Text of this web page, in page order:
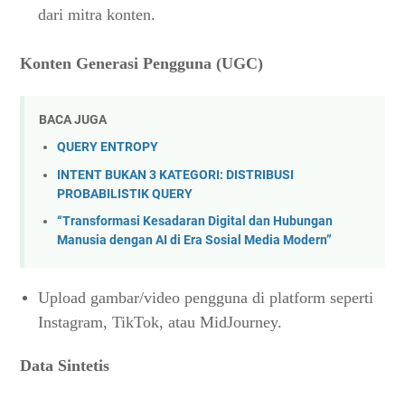
dari mitra konten.
Konten Generasi Pengguna (UGC)
BACA JUGA
QUERY ENTROPY
INTENT BUKAN 3 KATEGORI: DISTRIBUSI
PROBABILISTIK QUERY
“Transformasi Kesadaran Digital dan Hubungan
Manusia dengan AI di Era Sosial Media Modern”
Upload gambar/video pengguna di platform seperti
Instagram, TikTok, atau MidJourney.
Data Sintetis